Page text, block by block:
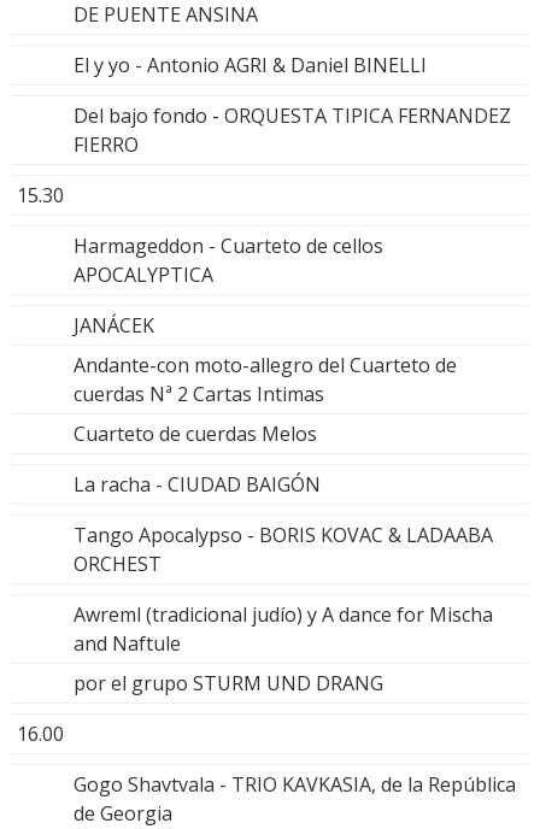
DE PUENTE ANSINA
El y yo - Antonio AGRI & Daniel BINELLI
Del bajo fondo - ORQUESTA TIPICA FERNANDEZ
FIERRO
15.30
Harmageddon - Cuarteto de cellos
APOCALYPTICA
JANÁCEK
Andante-con moto-allegro del Cuarteto de
cuerdas Nª 2 Cartas Intimas
Cuarteto de cuerdas Melos
La racha - CIUDAD BAIGÓN
Tango Apocalypso - BORIS KOVAC & LADAABA
ORCHEST
Awreml (tradicional judío) y A dance for Mischa
and Naftule
por el grupo STURM UND DRANG
16.00
Gogo Shavtvala - TRIO KAVKASIA, de la República
de Georgia